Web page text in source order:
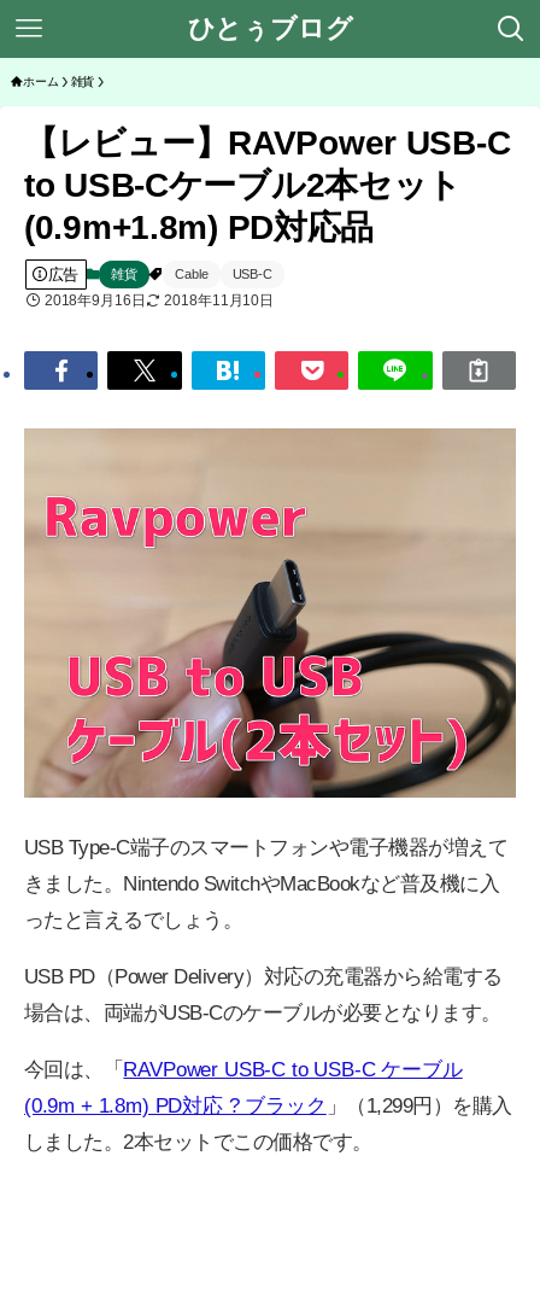
ひとぅブログ
ホーム 雑貨
【レビュー】RAVPower USB-C
to USB-Cケーブル2本セット
(0.9m+1.8m) PD対応品
広告 雑貨 Cable USB-C
2018年9月16日 2018年11月10日
USB Type-C端子のスマートフォンや電子機器が増えて
きました。Nintendo SwitchやMacBookなど普及機に入
ったと言えるでしょう。
USB PD（Power Delivery）対応の充電器から給電する
場合は、両端がUSB-Cのケーブルが必要となります。
今回は、「 RAVPower USB-C to USB-C ケーブル
(0.9m + 1.8m) PD対応 ? ブラック 」（1,299円）を購入
しました。2本セットでこの価格です。